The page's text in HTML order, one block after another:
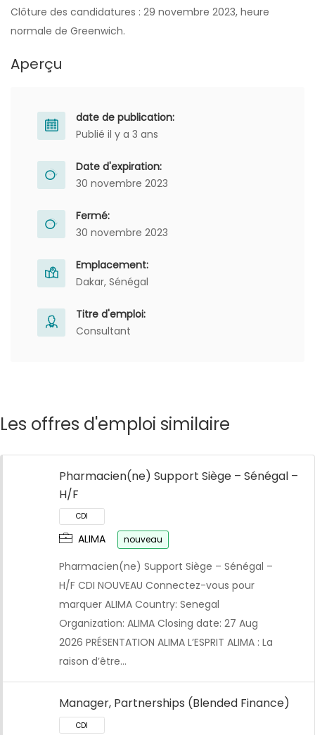
Clôture des candidatures : 29 novembre 2023, heure
normale de Greenwich.
Aperçu
date de publication:
Publié il y a 3 ans
Date d'expiration:
30 novembre 2023
Fermé:
30 novembre 2023
Emplacement:
Dakar, Sénégal
Titre d'emploi:
Consultant
Les offres d'emploi similaire
Pharmacien(ne) Support Siège – Sénégal –
H/F
ALIMA nouveau
Pharmacien(ne) Support Siège – Sénégal –
H/F CDI NOUVEAU Connectez-vous pour
marquer ALIMA Country: Senegal
Organization: ALIMA Closing date: 27 Aug
2026 PRÉSENTATION ALIMA L’ESPRIT ALIMA : La
raison d’être…
Manager, Partnerships (Blended Finance)